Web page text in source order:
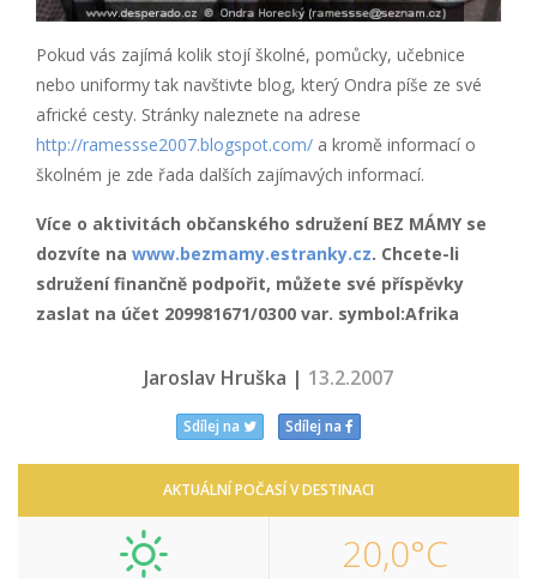
Pokud vás zajímá kolik stojí školné, pomůcky, učebnice
nebo uniformy tak navštivte blog, který Ondra píše ze své
africké cesty. Stránky naleznete na adrese
http://ramessse2007.blogspot.com/ a kromě informací o
školném je zde řada dalších zajímavých informací.
Více o aktivitách občanského sdružení BEZ MÁMY se
dozvíte na www.bezmamy.estranky.cz. Chcete-li
sdružení finančně podpořit, můžete své příspěvky
zaslat na účet 209981671/0300 var. symbol:Afrika
Jaroslav Hruška | 13.2.2007
Sdílej na Sdílej na
AKTUÁLNÍ POČASÍ V DESTINACI
20,0°C